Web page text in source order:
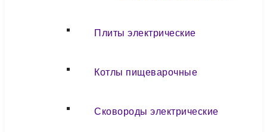
Плиты электрические
Котлы пищеварочные
Сковороды электрические